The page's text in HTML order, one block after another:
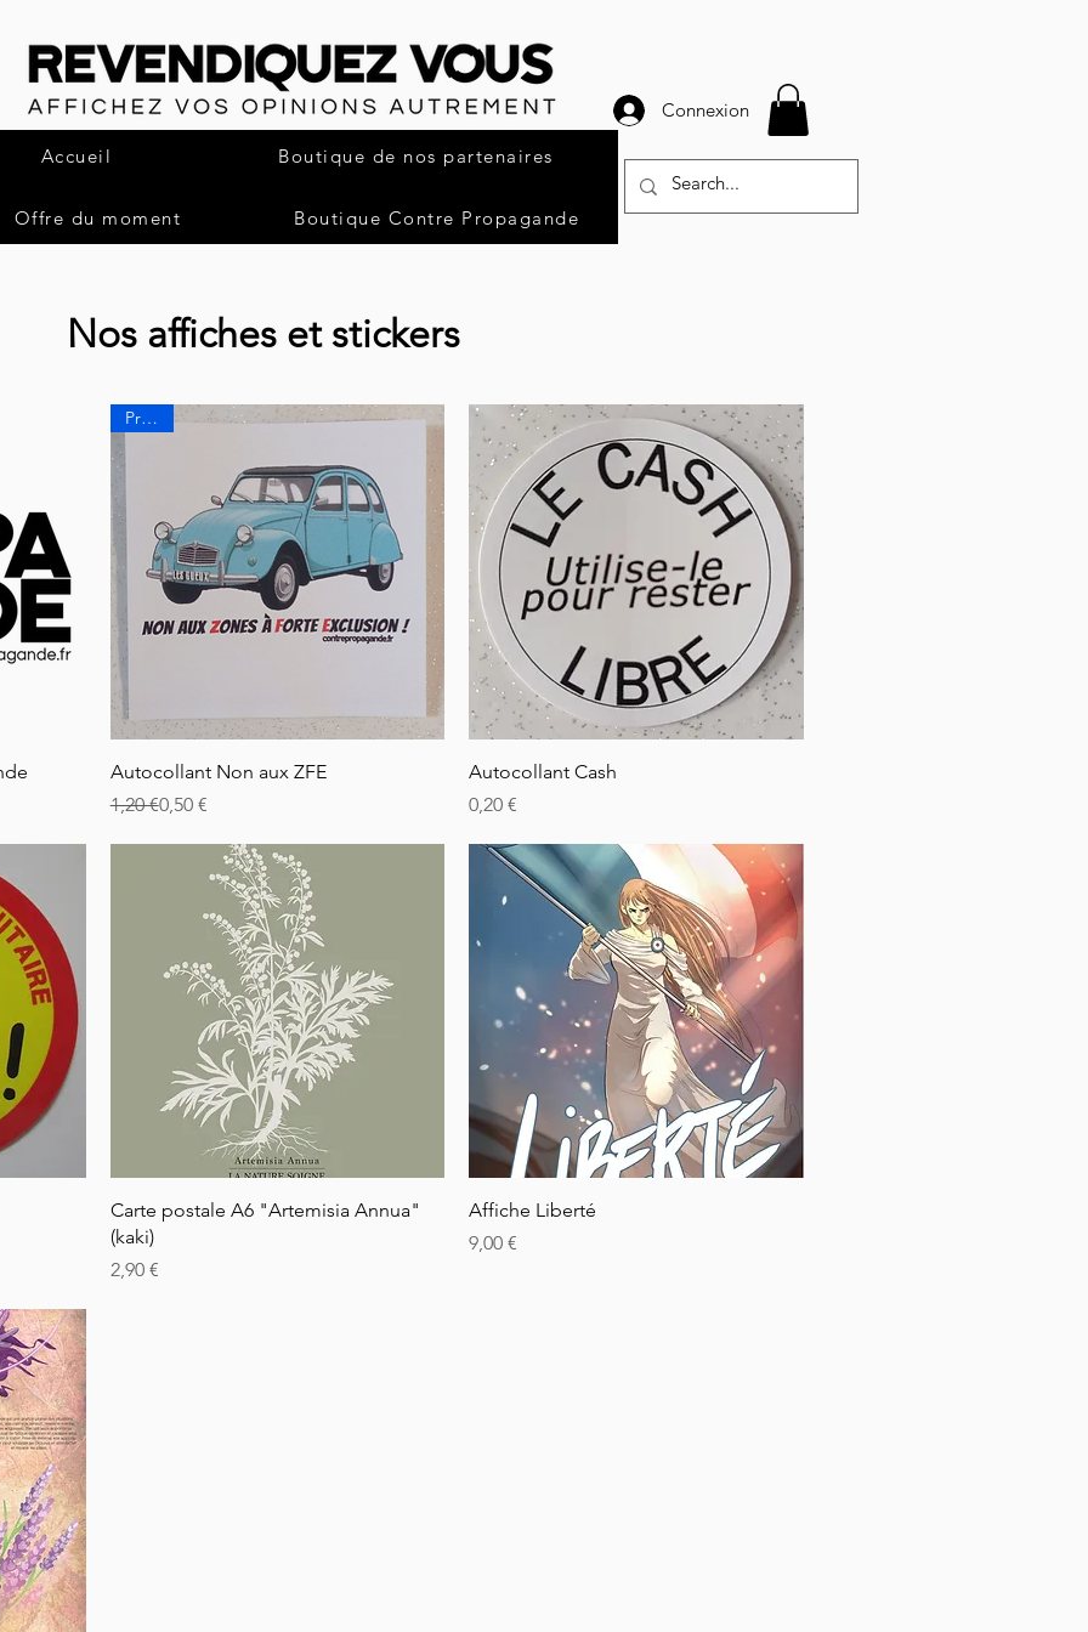
Accueil Boutique de nos partenaires
Offre du moment Boutique Contre Propagande
Connexion
Nos affiches et stickers
Rychlý náhled
Promo
Autocollant Non aux ZFE
Běžná cena
1,20 €
Zvýhodněná cena
0,50 €
Rychlý náhled
Autocollant Cash
Cena
0,20 €
Rychlý náhled
Carte postale A6 "Artemisia Annua"
(kaki)
Cena
2,90 €
Rychlý náhled
Affiche Liberté
Cena
9,00 €